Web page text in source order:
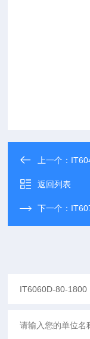
上一个：
返回列表
下一个：